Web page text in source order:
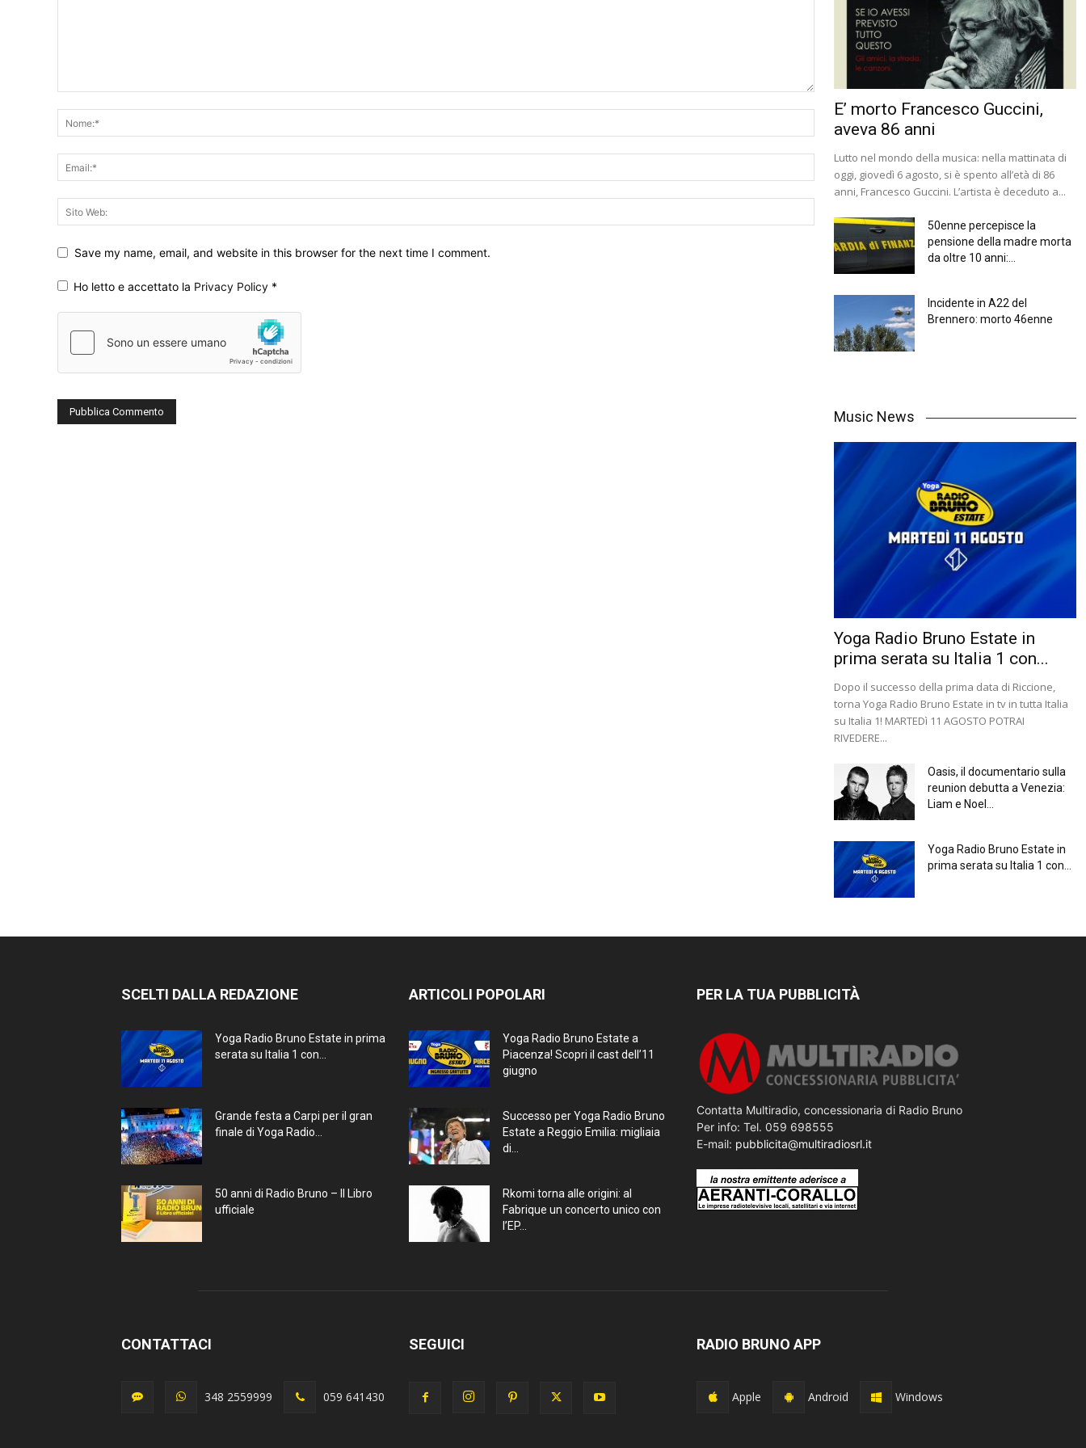
Save my name, email, and website in this browser for the next time I comment.
Ho letto e accettato la Privacy Policy *
E’ morto Francesco Guccini,
aveva 86 anni
Lutto nel mondo della musica: nella mattinata di
oggi, giovedì 6 agosto, si è spento all’età di 86
anni, Francesco Guccini. L’artista è deceduto a...
50enne percepisce la
pensione della madre morta
da oltre 10 anni:...
Incidente in A22 del
Brennero: morto 46enne
Music News
Yoga Radio Bruno Estate in
prima serata su Italia 1 con...
Dopo il successo della prima data di Riccione,
torna Yoga Radio Bruno Estate in tv in tutta Italia
su Italia 1! MARTEDì 11 AGOSTO POTRAI
RIVEDERE...
Oasis, il documentario sulla
reunion debutta a Venezia:
Liam e Noel...
Yoga Radio Bruno Estate in
prima serata su Italia 1 con...
SCELTI DALLA REDAZIONE
Yoga Radio Bruno Estate in prima
serata su Italia 1 con...
Grande festa a Carpi per il gran
finale di Yoga Radio...
50 anni di Radio Bruno – Il Libro
ufficiale
ARTICOLI POPOLARI
Yoga Radio Bruno Estate a
Piacenza! Scopri il cast dell’11
giugno
Successo per Yoga Radio Bruno
Estate a Reggio Emilia: migliaia
di...
Rkomi torna alle origini: al
Fabrique un concerto unico con
l’EP...
PER LA TUA PUBBLICITÀ
Contatta Multiradio, concessionaria di Radio Bruno
Per info: Tel. 059 698555
E-mail: pubblicita@multiradiosrl.it
CONTATTACI
348 2559999 059 641430
SEGUICI RADIO BRUNO APP
Apple Android Windows